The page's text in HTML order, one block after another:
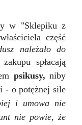
w "Sklepiku z
część
należało do
spłacają
psikusy,niby
- o potężnej sile
i umowa nie
nie powie, że